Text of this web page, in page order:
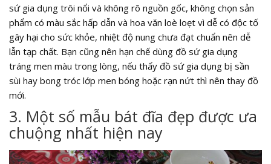
sứ gia dụng trôi nổi và không rõ nguồn gốc, không chọn sản
phẩm có màu sắc hấp dẫn và hoa văn loè loẹt vì dễ có độc tố
gây hại cho sức khỏe, nhiệt độ nung chưa đạt chuẩn nên dễ
lẫn tạp chất. Bạn cũng nên hạn chế dùng đồ sứ gia dụng
tráng men màu trong lòng, nếu thấy đồ sứ gia dụng bị sần
sùi hay bong tróc lớp men bóng hoặc rạn nứt thì nên thay đồ
mới.
3. Một số mẫu bát đĩa đẹp được ưa
chuộng nhất hiện nay